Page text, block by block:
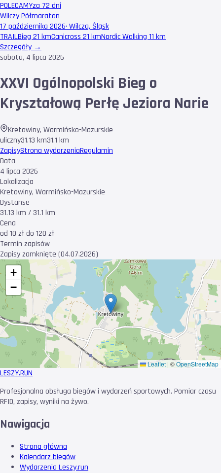
POLECAMYza 72 dni
Wilczy Półmaraton
17 października 2026· Wilcza, Śląsk
TRAILBieg 21 kmCanicross 21 kmNordic Walking 11 km
Szczegóły →
sobota, 4 lipca 2026
XXVI Ogólnopolski Bieg o
Kryształową Perłę Jeziora Narie
Kretowiny, Warmińsko-Mazurskie
uliczny31.13 km31.1 km
ZapisyStrona wydarzeniaRegulamin
Data
4 lipca 2026
Lokalizacja
Kretowiny, Warmińsko-Mazurskie
Dystanse
31.13 km / 31.1 km
Cena
od 10 zł do 120 zł
Termin zapisów
Zapisy zamknięte (04.07.2026)
+
−
Leaflet | ©OpenStreetMap
LESZY.RUN
Profesjonalna obsługa biegów i wydarzeń sportowych. Pomiar czasu
RFID, zapisy, wyniki na żywo.
Nawigacja
Strona główna
Kalendarz biegów
Wydarzenia Leszy.run